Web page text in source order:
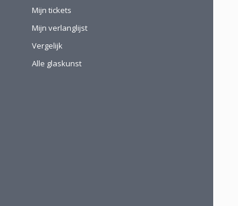
Mijn tickets
Mijn verlanglijst
Vergelijk
Alle glaskunst